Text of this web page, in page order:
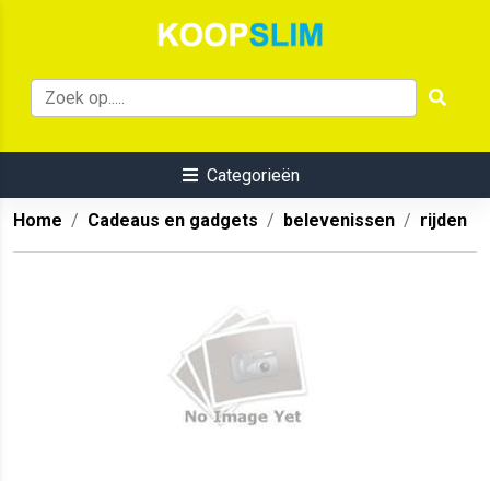
Categorieën
Home Cadeaus en gadgets belevenissen rijden